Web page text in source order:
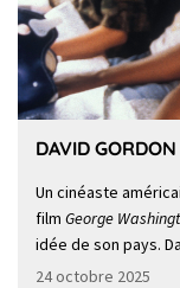
DAVID
Un cinéaste
film George
idée de son pays.
24 octobre 2025